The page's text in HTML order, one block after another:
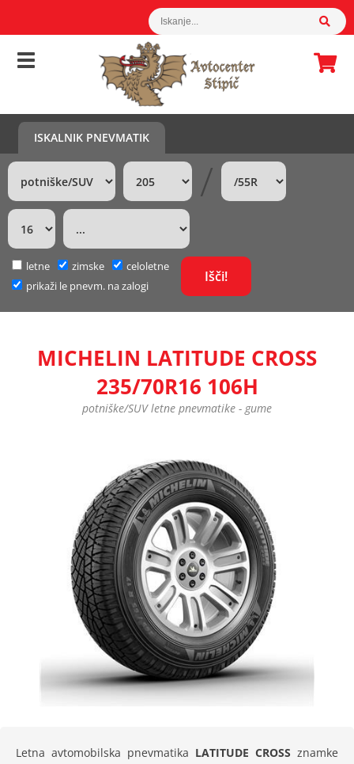
ISKALNIK PNEVMATIK
/
letne zimske
celoletne
prikaži le pnevm. na zalogi
MICHELIN LATITUDE CROSS
235/70R16 106H
potniške/SUV letne pnevmatike - gume
Letna avtomobilska pnevmatika LATITUDE CROSS znamke